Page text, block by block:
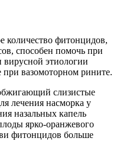
количество фитонцидов,
способен помочь при
вирусной этиологии
при вазомоторном рините.
слизистые
лечения насморка у
назальных капель
ярко-оранжевого
фитонцидов больше